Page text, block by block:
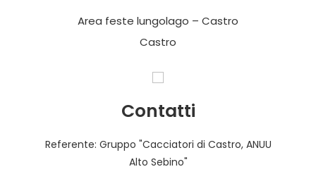
Area feste lungolago – Castro
Castro
Contatti
Referente: Gruppo "Cacciatori di Castro, ANUU
Alto Sebino"